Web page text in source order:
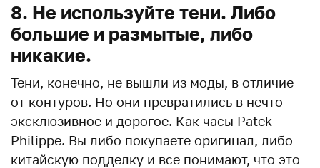
8. Не используйте тени. Либо
большие и размытые, либо
никакие.
Тени, конечно, не вышли из моды, в отличие
от контуров. Но они превратились в нечто
эксклюзивное и дорогое. Как часы Patek
Philippe. Вы либо покупаете оригинал, либо
китайскую подделку и все понимают, что это